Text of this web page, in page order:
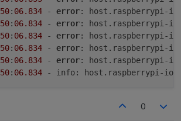
50: 06.834 - error: host.raspberrypi-
50: 06.834 - error: host.raspberrypi-
50: 06.834 - error: host.raspberrypi-
50: 06.834 - error: host.raspberrypi-
50: 06.834 - error: host.raspberrypi-
50: 06.834 - info: host.raspberrypi-
0